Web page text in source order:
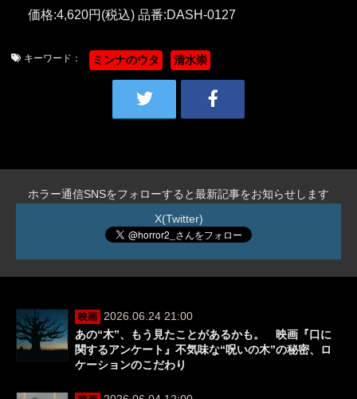
価格:4,620円(税込) 品番:DASH-0127
キーワード： ミンナのウタ 清水崇
ホラー通信SNSをフォローすると最新記事をお知らせします
X(Twitter)
映画
2026.06.24 21:00
あの“木”、もう見たことがあるかも。 映画『口に
関するアンケート』不気味な“呪いの木”の秘密、ロ
ケーションのこだわり